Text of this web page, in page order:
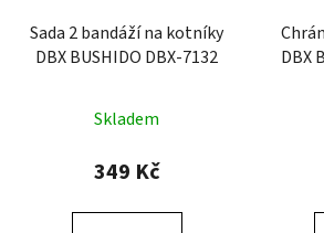
Sada 2 bandáží na kotníky
DBX BUSHIDO DBX-7132
Skladem
349 Kč
DBX